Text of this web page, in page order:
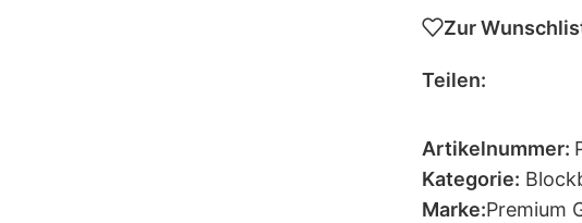
Zur
Teilen:
Artikelnummer:
Kategorie:
Marke:Premium